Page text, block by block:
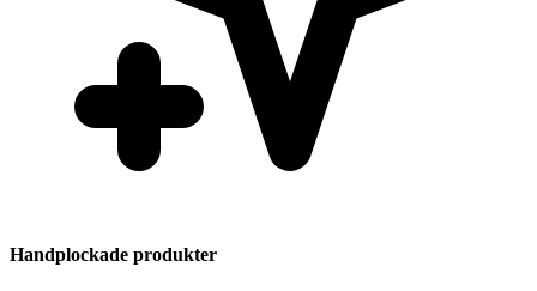
Handplockade produkter